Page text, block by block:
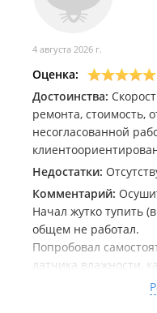
4 августа 2026 г.
Оценка:
Достоинства:
ремонта, стоимость,
несогласованной
Недостатки:
Комментарий:
Начал жутко тупить
общем не работал.
Попробовал
датчика влажности,
датчик и впустую
сразу общаться к